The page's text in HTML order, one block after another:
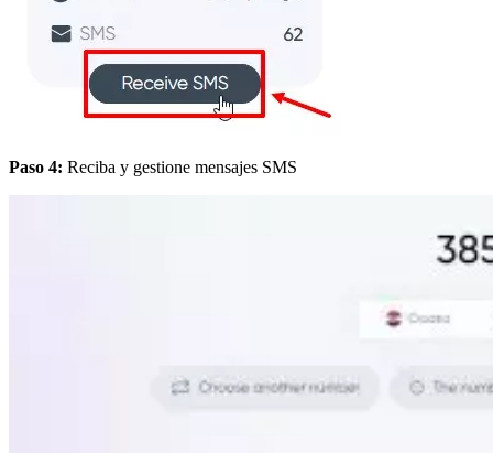
Paso 4: Reciba y gestione mensajes SMS